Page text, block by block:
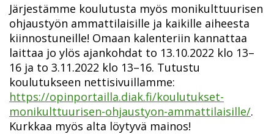
Järjestämme koulutusta myös monikulttuurisen
ohjaustyön ammattilaisille ja kaikille aiheesta
kiinnostuneille! Omaan kalenteriin kannattaa
laittaa jo ylös ajankohdat to 13.10.2022 klo 13–
16 ja to 3.11.2022 klo 13–16. Tutustu
koulutukseen nettisivuillamme:
https://opinportailla.diak.fi/koulutukset-
monikulttuurisen-ohjaustyon-ammattilaisille/.
Kurkkaa myös alta löytyvä mainos!